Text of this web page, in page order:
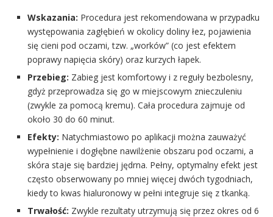
Wskazania: Procedura jest rekomendowana w przypadku
występowania zagłębień w okolicy doliny łez, pojawienia
się cieni pod oczami, tzw. „worków” (co jest efektem
poprawy napięcia skóry) oraz kurzych łapek.
Przebieg: Zabieg jest komfortowy i z reguły bezbolesny,
gdyż przeprowadza się go w miejscowym znieczuleniu
(zwykle za pomocą kremu). Cała procedura zajmuje od
około 30 do 60 minut.
Efekty: Natychmiastowo po aplikacji można zauważyć
wypełnienie i dogłębne nawilżenie obszaru pod oczami, a
skóra staje się bardziej jędrna. Pełny, optymalny efekt jest
często obserwowany po mniej więcej dwóch tygodniach,
kiedy to kwas hialuronowy w pełni integruje się z tkanką.
Trwałość: Zwykle rezultaty utrzymują się przez okres od 6